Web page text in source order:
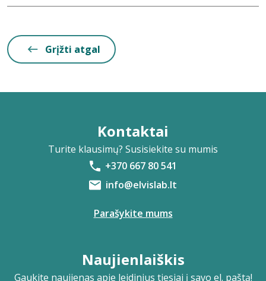
Grįžti atgal
Kontaktai
Turite klausimų? Susisiekite su mumis
+370 667 80 541
info@elvislab.lt
Parašykite mums
Naujienlaiškis
Gaukite naujienas apie leidinius tiesiai į savo el. paštą!